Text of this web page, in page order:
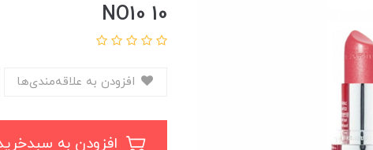
NO10 10